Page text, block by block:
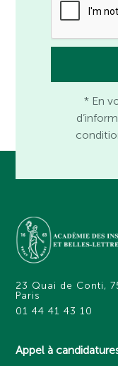
* En
23 Quai de Conti,
Paris
01 44 41 43 10
Appel à